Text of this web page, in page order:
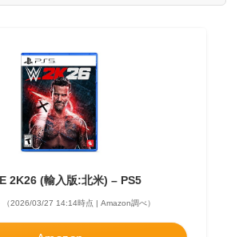
2K26 (輸入版:北米) – PS5
（2026/03/27 14:14時点 | Amazon調べ）